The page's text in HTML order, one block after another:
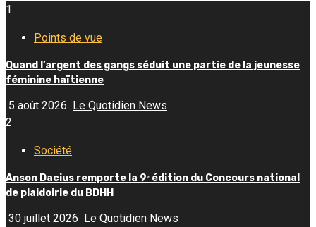
1
Points de vue
Quand l’argent des gangs séduit une partie de la jeunesse
féminine haïtienne
5 août 2026 Le Quotidien News
2
Société
Anson Dacius remporte la 9ᵉ édition du Concours national
de plaidoirie du BDHH
30 juillet 2026 Le Quotidien News